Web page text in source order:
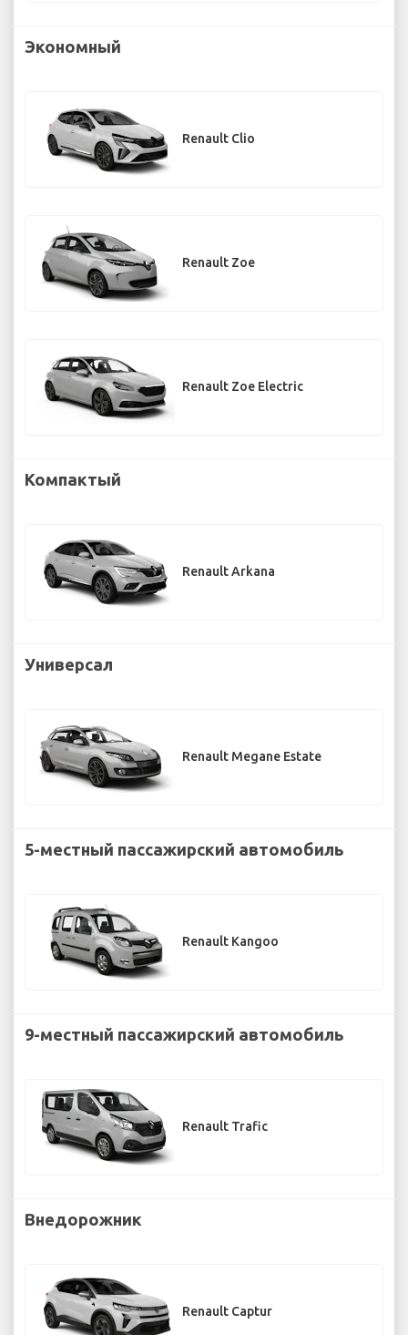
Экономный
Renault Clio
Renault Zoe
Renault Zoe Electric
Компактый
Renault Arkana
Универсал
Renault Megane Estate
5-местный пассажирский автомобиль
Renault Kangoo
9-местный пассажирский автомобиль
Renault Trafic
Внедорожник
Renault Captur